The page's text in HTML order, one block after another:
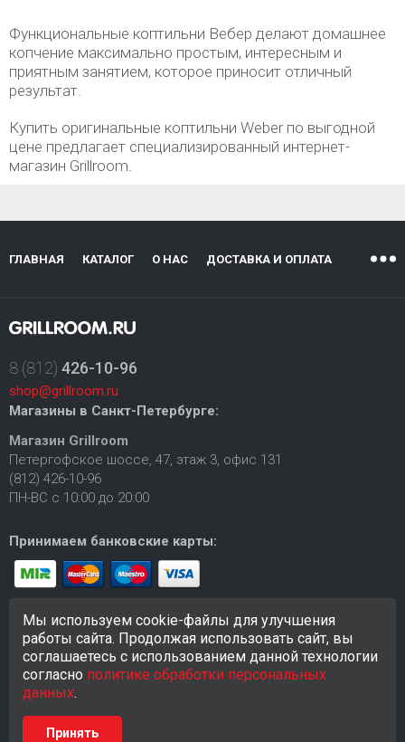
Функциональные коптильни Вебер делают домашнее
копчение максимально простым, интересным и
приятным занятием, которое приносит отличный
результат.
Купить оригинальные коптильни Weber по выгодной
цене предлагает специализированный интернет-
магазин Grillroom.
ГЛАВНАЯ КАТАЛОГ О НАС ДОСТАВКА И ОПЛАТА
8 (812) 426-10-96
shop@grillroom.ru
Магазины в Санкт-Петербурге:
Магазин Grillroom
Петергофское шоссе, 47, этаж 3, офис 131
(812) 426-10-96
ПН-ВС с 10:00 до 20:00
Принимаем банковские карты:
© 2018-2026 Сайтhttps://grillroom.ru создан исключительно в
информационных целях и любая информация на сайте не
Мы используем cookie-файлы для улучшения
работы сайта. Продолжая использовать сайт, вы
соглашаетесь с использованием данной технологии
согласно политике обработки персональных
данных.
Принять